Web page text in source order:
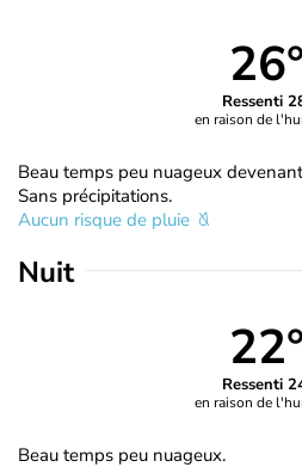
26°
Ressenti
en raison de
Beau temps peu nuageux
Sans précipitations.
Aucun risque de pluie
Nuit
22°
Ressenti
en raison de
Beau temps peu nuageux.